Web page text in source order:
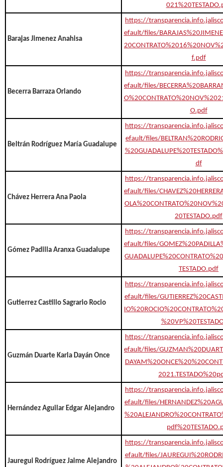
Barajas Jimenez Anahisa
https://
efault/files/
f.pdf
Becerra Barraza Orlando
https://
efault/files/
O.pdf
Beltrán Rodríguez María Guadalupe
https://
efault/files/
df
Chávez Herrera Ana Paola
https://
efault/files/
20TESTADO.pdf
Gómez Padilla Aranxa Guadalupe
https://
efault/files/
TESTADO.pdf
Gutierrez Castillo Sagrario Rocio
https://
efault/files/
Guzmán Duarte Karla Dayán Once
https://
efault/files/
Hernández Aguilar Edgar Alejandro
https://
efault/files/
Jauregui Rodríguez Jaime Alejandro
https://
efault/files/